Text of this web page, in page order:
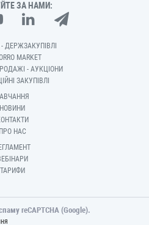
ЗА НАМИ:
- ДЕРЖЗАКУПІВЛІ
MARKET
- АУКЦІОНИ
ЗАКУПІВЛІ
НОВИНИ
ПРО НАС
ТАРИФИ
reCAPTCHA (Google).